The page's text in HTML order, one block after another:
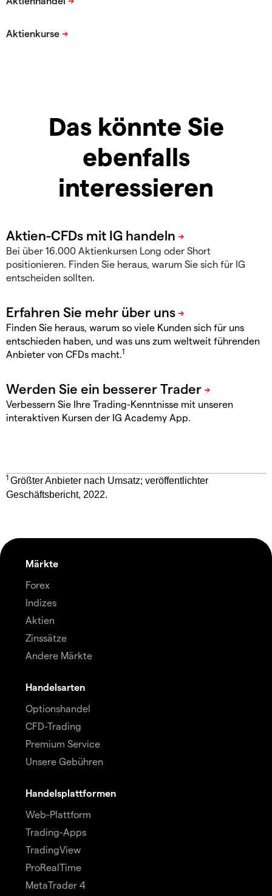
Das könnte Sie
ebenfalls
interessieren
Bei über 16.000 Aktienkursen Long oder Short
positionieren. Finden Sie heraus, warum Sie sich für IG
entscheiden sollten.
Finden Sie heraus, warum so viele Kunden sich für uns
entschieden haben, und was uns zum weltweit führenden
Anbieter von CFDs macht.1
Verbessern Sie Ihre Trading-Kenntnisse mit unseren
interaktiven Kursen der IG Academy App.
1 Größter Anbieter nach Umsatz; veröffentlichter
Geschäftsbericht, 2022.
Märkte
Forex
Indizes
Aktien
Zinssätze
Andere Märkte
Handelsarten
Optionshandel
CFD-Trading
Premium Service
Unsere Gebühren
Handelsplattformen
Web-Plattform
Trading-Apps
TradingView
ProRealTime
MetaTrader 4